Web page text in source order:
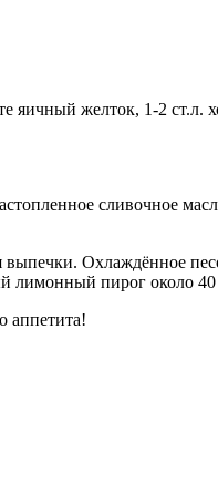
яичный желток, 1-2 ст.л.
сливочное
Охлаждённое
пирог около 40
аппетита!